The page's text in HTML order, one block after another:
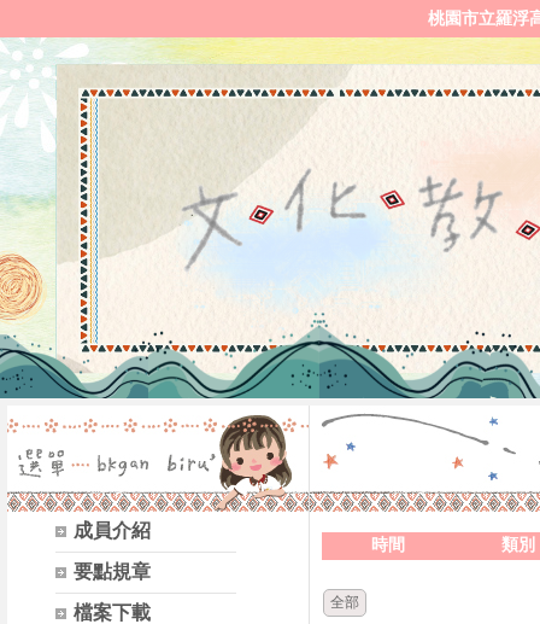
桃園市立羅浮
成員介紹
要點規章
檔案下載
時間 類別
全部